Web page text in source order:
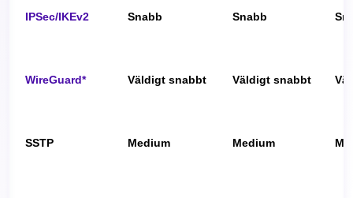
IPSec/IKEv2 Snabb Snabb
WireGuard* Väldigt snabbt Väldigt snabbt
SSTP Medium Medium